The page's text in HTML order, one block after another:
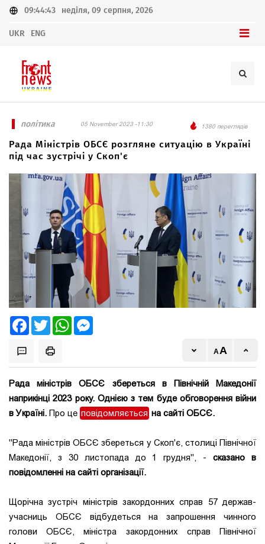
09:44:43 неділя, 09 серпня, 2026
UKR ENG
політика 05 November 2023 -11:30 1380 переглядів
Рада Міністрів ОБСЄ розгляне ситуацію в Україні
під час зустрічі у Скоп'є
FacebookTwitter WhatsApp
Рада міністрів ОБСЄ збереться в Північній Македонії
наприкінці 2023 року. Однією з тем буде обговорення війни
в Україні. Про це повідомляється на сайті ОБСЄ.
"Рада міністрів ОБСЄ збереться у Скоп'є, столиці Північної
Македонії, з 30 листопада до 1 грудня", -сказано в
повідомленні на сайті організації.
Щорічна зустріч міністрів закордонних справ 57 держав-
учасниць ОБСЄ відбудеться на запрошення чинного
голови ОБСЄ, міністра закордонних справ Північної